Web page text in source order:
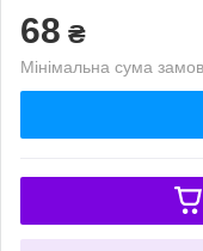
68 ₴
Мінімальна сума